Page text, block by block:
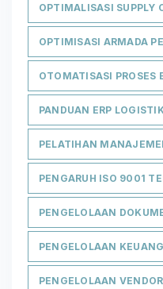
OPTIMALISASI SUPPLY
OPTIMISASI ARMADA
OTOMATISASI PROSES
PANDUAN ERP LOGISTIK
PELATIHAN
PENGARUH ISO 9001
PENGELOLAAN
PENGELOLAAN
PENGELOLAAN